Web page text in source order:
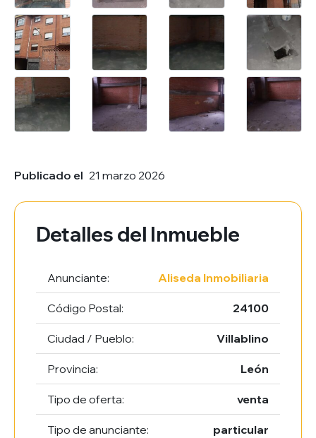
Publicado el 21 marzo 2026
Detalles del Inmueble
Anunciante: Aliseda Inmobiliaria
Código Postal: 24100
Ciudad / Pueblo: Villablino
Provincia: León
Tipo de oferta: venta
Tipo de anunciante: particular